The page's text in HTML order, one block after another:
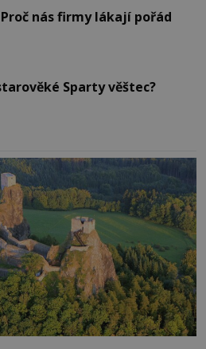
nás firmy lákají pořád
Sparty věštec?